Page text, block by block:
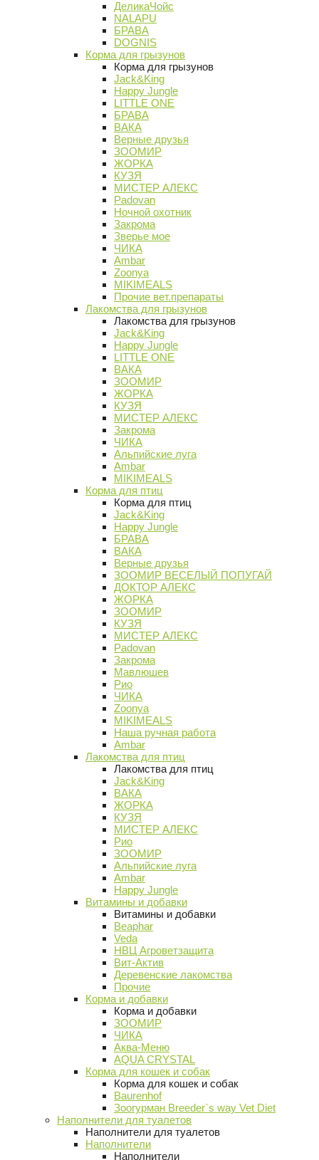
ДеликаЧойс
NALAPU
БРАВА
DOGNIS
Корма для грызунов
Корма для грызунов
Jack&King
Happy Jungle
LITTLE ONE
БРАВА
ВАКА
Верные друзья
ЗООМИР
ЖОРКА
КУЗЯ
МИСТЕР АЛЕКС
Padovan
Ночной охотник
Закрома
Зверье мое
ЧИКА
Ambar
Zoonya
MIKIMEALS
Прочие вет.препараты
Лакомства для грызунов
Лакомства для грызунов
Jack&King
Happy Jungle
LITTLE ONE
ВАКА
ЗООМИР
ЖОРКА
КУЗЯ
МИСТЕР АЛЕКС
Закрома
ЧИКА
Альпийские луга
Ambar
MIKIMEALS
Корма для птиц
Корма для птиц
Jack&King
Happy Jungle
БРАВА
ВАКА
Верные друзья
ЗООМИР ВЕСЕЛЫЙ ПОПУГАЙ
ДОКТОР АЛЕКС
ЖОРКА
ЗООМИР
КУЗЯ
МИСТЕР АЛЕКС
Padovan
Закрома
Мавлюшев
Рио
ЧИКА
Zoonya
MIKIMEALS
Наша ручная работа
Ambar
Лакомства для птиц
Лакомства для птиц
Jack&King
ВАКА
ЖОРКА
КУЗЯ
МИСТЕР АЛЕКС
Рио
ЗООМИР
Альпийские луга
Ambar
Happy Jungle
Витамины и добавки
Витамины и добавки
Beaphar
Veda
НВЦ Агроветзащита
Вит-Актив
Деревенские лакомства
Прочие
Корма и добавки
Корма и добавки
ЗООМИР
ЧИКА
Аква-Меню
AQUA CRYSTAL
Корма для кошек и собак
Корма для кошек и собак
Baurenhof
Зоогурман Breeder`s way Vet Diet
Наполнители для туалетов
Наполнители для туалетов
Наполнители
Наполнители